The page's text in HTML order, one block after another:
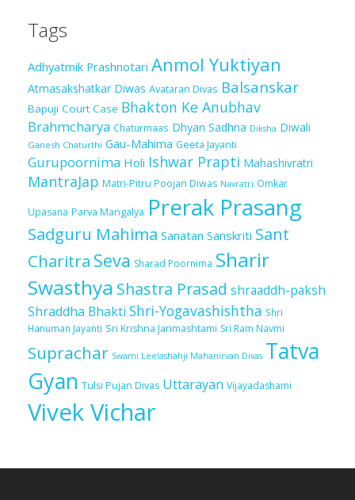
Tags
Adhyatmik Prashnotari Anmol Yuktiyan
Atmasakshatkar Diwas Avataran Divas Balsanskar
Bapuji Court Case Bhakton Ke Anubhav
Brahmcharya Chaturmaas Dhyan Sadhna Diksha Diwali
Ganesh Chaturthi Gau-Mahima Geeta Jayanti
Gurupoornima Holi Ishwar Prapti Mahashivratri
MantraJap Matri-Pitru Poojan Diwas Navratri Omkar
Upasana Parva Mangalya Prerak Prasang
Sadguru Mahima Sanatan Sanskriti Sant
Charitra Seva Sharad Poornima Sharir
Swasthya Shastra Prasad shraaddh-paksh
Shraddha Bhakti Shri-Yogavashishtha Shri
Hanuman Jayanti Sri Krishna Janmashtami Sri Ram Navmi
Suprachar Swami Leelashahji Mahanirvan Divas Tatva
Gyan Tulsi Pujan Divas Uttarayan Vijayadashami
Vivek Vichar